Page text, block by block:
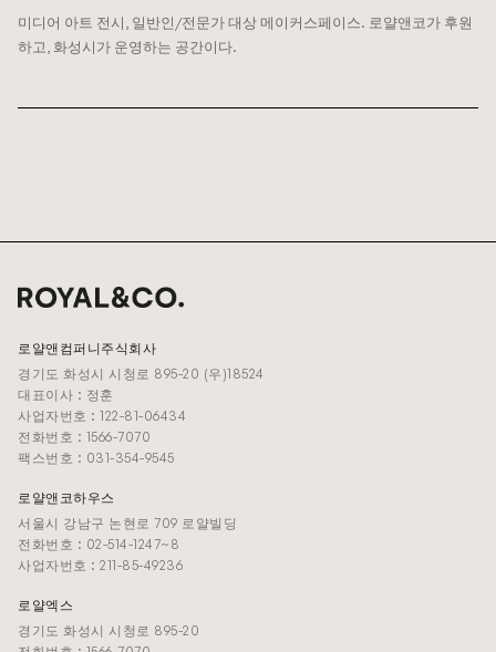
미디어 아트 전시, 일반인/전문가 대상 메이커스페이스. 로얄앤코가 후원
하고, 화성시가 운영하는 공간이다.
로얄앤컴퍼니주식회사
경기도 화성시 시청로 895-20 (우)18524
대표이사 : 정훈
사업자번호 : 122-81-06434
전화번호 : 1566-7070
팩스번호 : 031-354-9545
로얄앤코하우스
서울시 강남구 논현로 709 로얄빌딩
전화번호 : 02-514-1247~8
사업자번호 : 211-85-49236
로얄엑스
경기도 화성시 시청로 895-20